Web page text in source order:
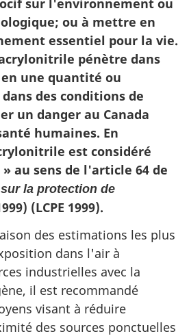
sur l'environnement ou
ou à mettre en
essentiel pour la vie.
pénètre dans
une quantité ou
des conditions de
un danger au Canada
humaines. En
est considéré
au sens de l'article 64 de
la protection de
(LCPE 1999).
des estimations les plus
dans l'air à
industrielles avec la
il est recommandé
visant à réduire
des sources ponctuelles